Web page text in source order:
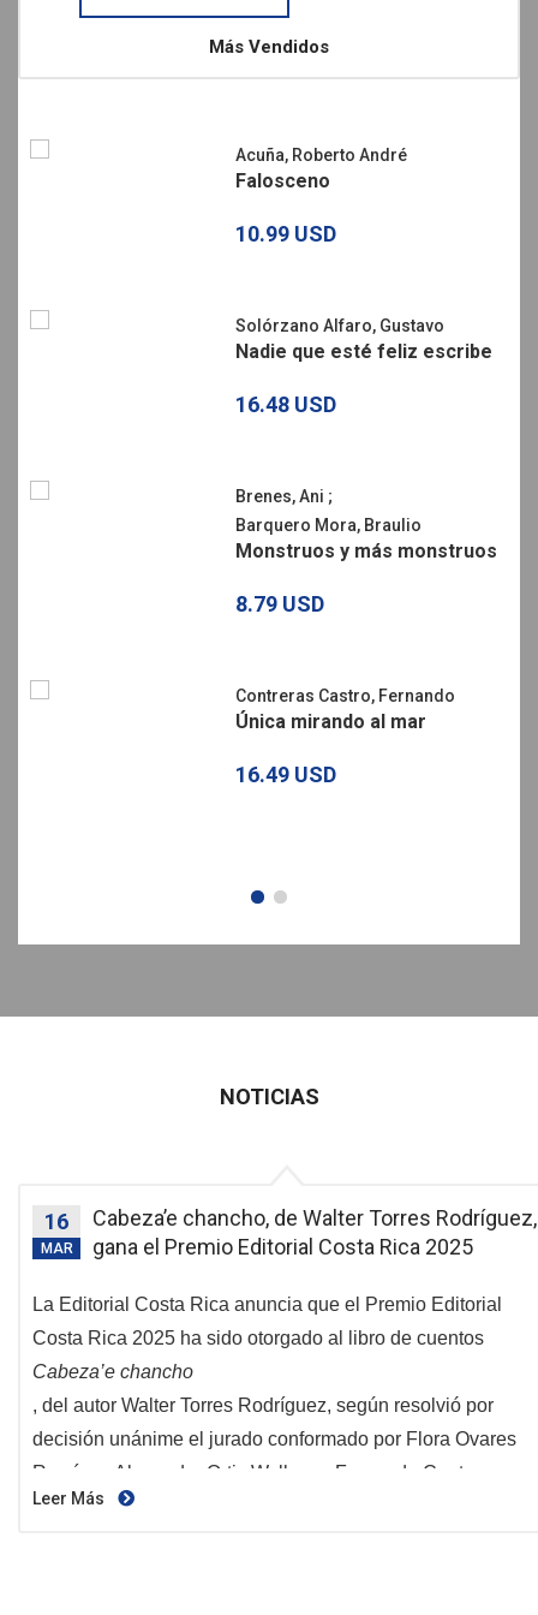
Más Vendidos
Acuña, Roberto André
Falosceno
10.99 USD
Solórzano Alfaro, Gustavo
Nadie que esté feliz escribe
16.48 USD
Brenes, Ani ;
Barquero Mora, Braulio
Monstruos y más monstruos
8.79 USD
Contreras Castro, Fernando
Única mirando al mar
16.49 USD
NOTICIAS
16
MAR
Cabeza’e chancho, de Walter Torres Rodríguez,
gana el Premio Editorial Costa Rica 2025
La Editorial Costa Rica anuncia que el Premio Editorial
Costa Rica 2025 ha sido otorgado al libro de cuentos
Cabeza’e chancho
, del autor Walter Torres Rodríguez, según resolvió por
decisión unánime el jurado conformado por Flora Ovares
Ramírez, Alexandra Ortiz Wallner y Fernando Contreras
Castro. El fallo fue emitido el 26 de febrero de 2026 y
Leer Más